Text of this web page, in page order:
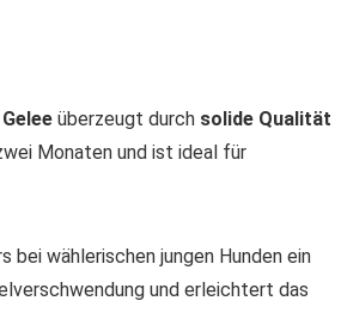
überzeugt durch solide Qualität
Monaten und ist ideal für
wählerischen jungen Hunden ein
und erleichtert das